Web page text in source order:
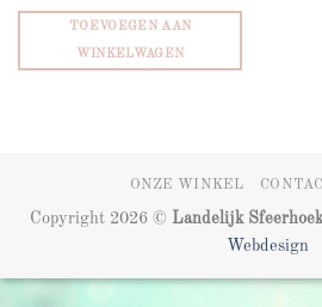
TOEVOEGEN AAN
WINKELWAGEN
ONZE WINKEL
Copyright 2026 © Landelijk
Webdesign